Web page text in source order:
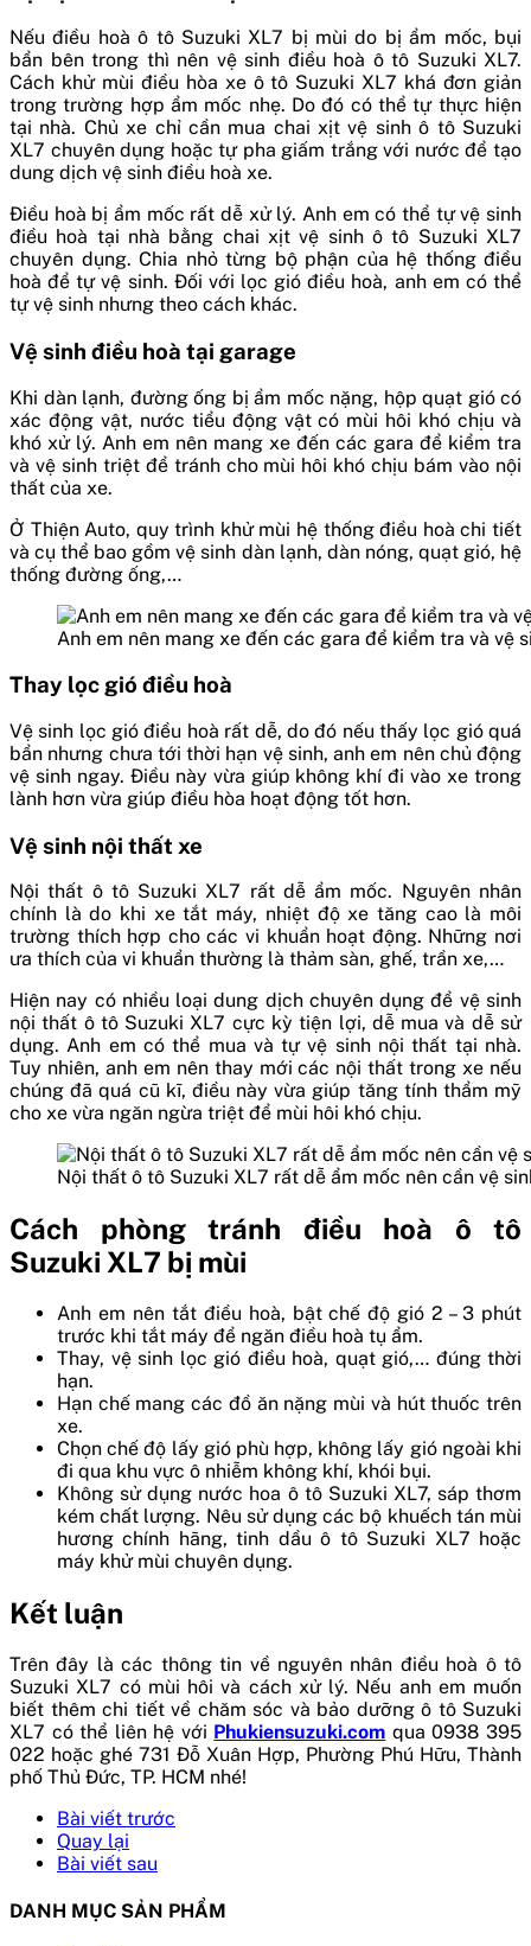
Nếu điều hoà ô tô Suzuki XL7 bị mùi do bị ẩm mốc, bụi
bẩn bên trong thì nên vệ sinh điều hoà ô tô Suzuki XL7.
Cách khử mùi điều hòa xe ô tô Suzuki XL7 khá đơn giản
trong trường hợp ẩm mốc nhẹ. Do đó có thể tự thực hiện
tại nhà. Chủ xe chỉ cần mua chai xịt vệ sinh ô tô Suzuki
XL7 chuyên dụng hoặc tự pha giấm trắng với nước để tạo
dung dịch vệ sinh điều hoà xe.
Điều hoà bị ẩm mốc rất dễ xử lý. Anh em có thể tự vệ sinh
điều hoà tại nhà bằng chai xịt vệ sinh ô tô Suzuki XL7
chuyên dụng. Chia nhỏ từng bộ phận của hệ thống điều
hoà để tự vệ sinh. Đối với lọc gió điều hoà, anh em có thể
tự vệ sinh nhưng theo cách khác.
Vệ sinh điều hoà tại garage
Khi dàn lạnh, đường ống bị ẩm mốc nặng, hộp quạt gió có
xác động vật, nước tiểu động vật có mùi hôi khó chịu và
khó xử lý. Anh em nên mang xe đến các gara để kiểm tra
và vệ sinh triệt để tránh cho mùi hôi khó chịu bám vào nội
thất của xe.
Ở Thiện Auto, quy trình khử mùi hệ thống điều hoà chi tiết
và cụ thể bao gồm vệ sinh dàn lạnh, dàn nóng, quạt gió, hệ
thống đường ống,…
Anh em nên mang xe đến các gara để kiểm tra và vệ
Thay lọc gió điều hoà
Vệ sinh lọc gió điều hoà rất dễ, do đó nếu thấy lọc gió quá
bẩn nhưng chưa tới thời hạn vệ sinh, anh em nên chủ động
vệ sinh ngay. Điều này vừa giúp không khí đi vào xe trong
lành hơn vừa giúp điều hòa hoạt động tốt hơn.
Vệ sinh nội thất xe
Nội thất ô tô Suzuki XL7 rất dễ ẩm mốc. Nguyên nhân
chính là do khi xe tắt máy, nhiệt độ xe tăng cao là môi
trường thích hợp cho các vi khuẩn hoạt động. Những nơi
ưa thích của vi khuẩn thường là thảm sàn, ghế, trần xe,…
Hiện nay có nhiều loại dung dịch chuyên dụng để vệ sinh
nội thất ô tô Suzuki XL7 cực kỳ tiện lợi, dễ mua và dễ sử
dụng. Anh em có thể mua và tự vệ sinh nội thất tại nhà.
Tuy nhiên, anh em nên thay mới các nội thất trong xe nếu
chúng đã quá cũ kĩ, điều này vừa giúp tăng tính thẩm mỹ
cho xe vừa ngăn ngừa triệt để mùi hôi khó chịu.
Nội thất ô tô Suzuki XL7 rất dễ ẩm mốc nên cần vệ
Cách phòng tránh điều hoà ô tô
Suzuki XL7 bị mùi
Anh em nên tắt điều hoà, bật chế độ gió 2 – 3 phút
trước khi tắt máy để ngăn điều hoà tụ ẩm.
Thay, vệ sinh lọc gió điều hoà, quạt gió,… đúng thời
hạn.
Hạn chế mang các đồ ăn nặng mùi và hút thuốc trên
xe.
Chọn chế độ lấy gió phù hợp, không lấy gió ngoài khi
đi qua khu vực ô nhiễm không khí, khói bụi.
Không sử dụng nước hoa ô tô Suzuki XL7, sáp thơm
kém chất lượng. Nêu sử dụng các bộ khuếch tán mùi
hương chính hãng, tinh dầu ô tô Suzuki XL7 hoặc
máy khử mùi chuyên dụng.
Kết luận
Trên đây là các thông tin về nguyên nhân điều hoà ô tô
Suzuki XL7 có mùi hôi và cách xử lý. Nếu anh em muốn
biết thêm chi tiết về chăm sóc và bảo dưỡng ô tô Suzuki
XL7 có thể liên hệ với Phukiensuzuki.com qua 0938 395
022 hoặc ghé 731 Đỗ Xuân Hợp, Phường Phú Hữu, Thành
phố Thủ Đức, TP. HCM nhé!
Bài viết trước
Quay lại
Bài viết sau
DANH MỤC SẢN PHẨM